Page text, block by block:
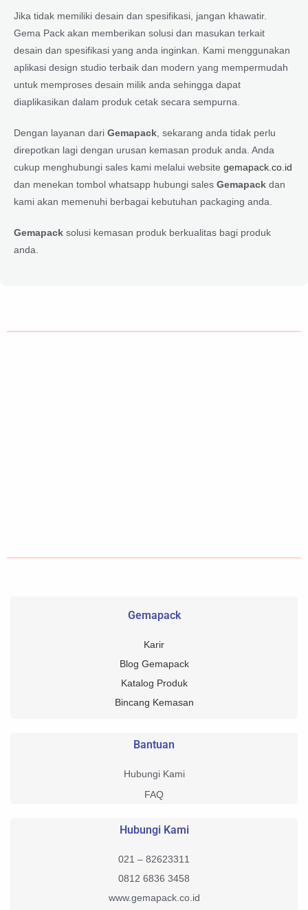
Jika tidak memiliki desain dan spesifikasi, jangan khawatir.
Gema Pack akan memberikan solusi dan masukan terkait
desain dan spesifikasi yang anda inginkan. Kami menggunakan
aplikasi design studio terbaik dan modern yang mempermudah
untuk memproses desain milik anda sehingga dapat
diaplikasikan dalam produk cetak secara sempurna.
Dengan layanan dari Gemapack , sekarang anda tidak perlu
direpotkan lagi dengan urusan kemasan produk anda. Anda
cukup menghubungi sales kami melalui website gemapack.co.id
dan menekan tombol whatsapp hubungi sales Gemapack dan
kami akan memenuhi berbagai kebutuhan packaging anda.
Gemapack solusi kemasan produk berkualitas bagi produk
anda.
Gemapack
Karir
Blog Gemapack
Katalog Produk
Bincang Kemasan
Bantuan
Hubungi Kami
FAQ
Hubungi Kami
021 – 82623311
0812 6836 3458
www.gemapack.co.id